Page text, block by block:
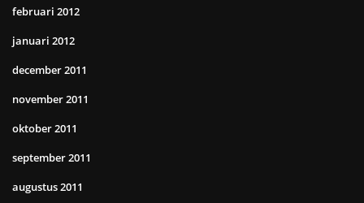
februari 2012
januari 2012
december 2011
november 2011
oktober 2011
september 2011
augustus 2011